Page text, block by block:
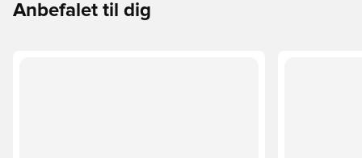
Anbefalet til dig